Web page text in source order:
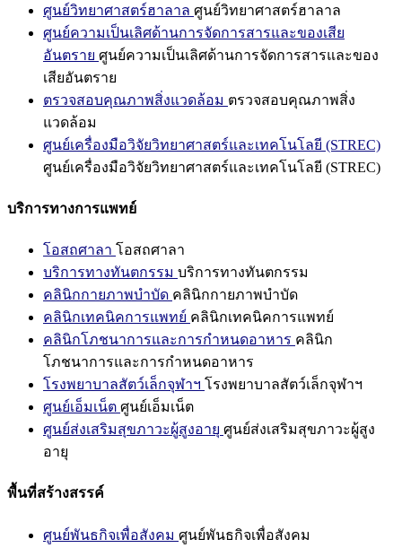
ศูนย์วิทยาศาสตร์ฮาลาล ศูนย์วิทยาศาสตร์ฮาลาล
ศูนย์ความเป็นเลิศด้านการจัดการสารและของเสีย
อันตราย ศูนย์ความเป็นเลิศด้านการจัดการสารและของ
เสียอันตราย
ตรวจสอบคุณภาพสิ่งแวดล้อม ตรวจสอบคุณภาพสิ่ง
แวดล้อม
ศูนย์เครื่องมือวิจัยวิทยาศาสตร์และเทคโนโลยี (STREC)
ศูนย์เครื่องมือวิจัยวิทยาศาสตร์และเทคโนโลยี (STREC)
บริการทางการแพทย์
โอสถศาลา โอสถศาลา
บริการทางทันตกรรม บริการทางทันตกรรม
คลินิกกายภาพบำบัด คลินิกกายภาพบำบัด
คลินิกเทคนิคการแพทย์ คลินิกเทคนิคการแพทย์
คลินิกโภชนาการและการกำหนดอาหาร คลินิก
โภชนาการและการกำหนดอาหาร
โรงพยาบาลสัตว์เล็กจุฬาฯ โรงพยาบาลสัตว์เล็กจุฬาฯ
ศูนย์เอ็มเน็ต ศูนย์เอ็มเน็ต
ศูนย์ส่งเสริมสุขภาวะผู้สูงอายุ ศูนย์ส่งเสริมสุขภาวะผู้สูง
อายุ
พื้นที่สร้างสรรค์
ศูนย์พันธกิจเพื่อสังคม ศูนย์พันธกิจเพื่อสังคม